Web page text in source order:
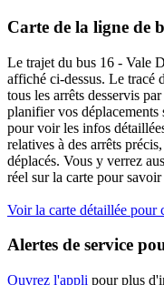
Carte de la ligne de
Le trajet du bus 16 - Vale
affiché ci-dessus. Le tracé
tous les arrêts desservis
planifier vos déplacements
pour voir les infos
relatives à des arrêts
déplacés. Vous y verrez
réel sur la carte pour
Voir la carte détaillée pour
Alertes de service
Ouvrez l'appli pour plus